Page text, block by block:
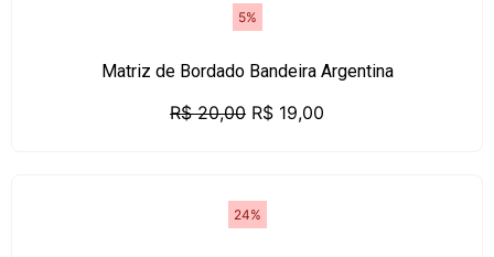
5%
Matriz de Bordado Bandeira Argentina
R$20,00 R$ 19,00
24%